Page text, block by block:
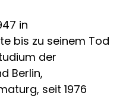
in
bis zu seinem Tod
der
Berlin,
seit 1976